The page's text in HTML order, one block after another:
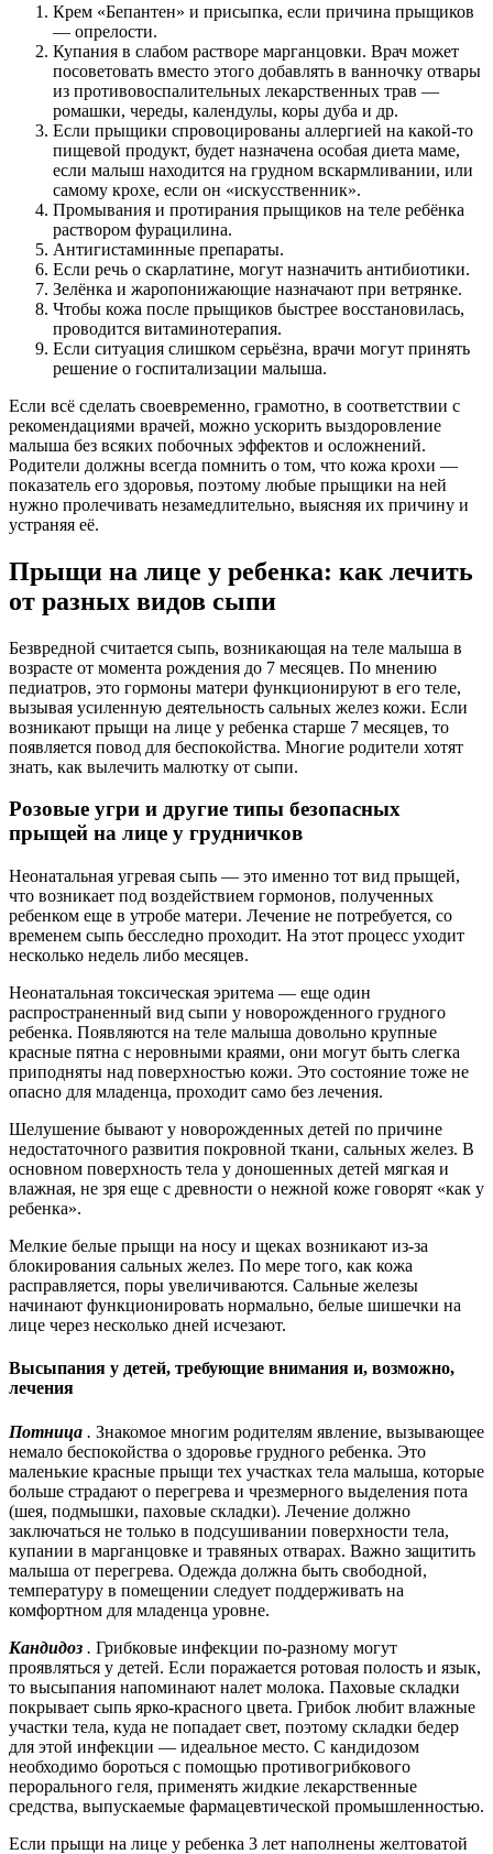
Крем «Бепантен» и присыпка, если причина прыщиков
— опрелости.
Купания в слабом растворе марганцовки. Врач может
посоветовать вместо этого добавлять в ванночку отвары
из противовоспалительных лекарственных трав —
ромашки, череды, календулы, коры дуба и др.
Если прыщики спровоцированы аллергией на какой-то
пищевой продукт, будет назначена особая диета маме,
если малыш находится на грудном вскармливании, или
самому крохе, если он «искусственник».
Промывания и протирания прыщиков на теле ребёнка
раствором фурацилина.
Антигистаминные препараты.
Если речь о скарлатине, могут назначить антибиотики.
Зелёнка и жаропонижающие назначают при ветрянке.
Чтобы кожа после прыщиков быстрее восстановилась,
проводится витаминотерапия.
Если ситуация слишком серьёзна, врачи могут принять
решение о госпитализации малыша.
Если всё сделать своевременно, грамотно, в соответствии с
рекомендациями врачей, можно ускорить выздоровление
малыша без всяких побочных эффектов и осложнений.
Родители должны всегда помнить о том, что кожа крохи —
показатель его здоровья, поэтому любые прыщики на ней
нужно пролечивать незамедлительно, выясняя их причину и
устраняя её.
Прыщи на лице у ребенка: как лечить
от разных видов сыпи
Безвредной считается сыпь, возникающая на теле малыша в
возрасте от момента рождения до 7 месяцев. По мнению
педиатров, это гормоны матери функционируют в его теле,
вызывая усиленную деятельность сальных желез кожи. Если
возникают прыщи на лице у ребенка старше 7 месяцев, то
появляется повод для беспокойства. Многие родители хотят
знать, как вылечить малютку от сыпи.
Розовые угри и другие типы безопасных
прыщей на лице у грудничков
Неонатальная угревая сыпь — это именно тот вид прыщей,
что возникает под воздействием гормонов, полученных
ребенком еще в утробе матери. Лечение не потребуется, со
временем сыпь бесследно проходит. На этот процесс уходит
несколько недель либо месяцев.
Неонатальная токсическая эритема — еще один
распространенный вид сыпи у новорожденного грудного
ребенка. Появляются на теле малыша довольно крупные
красные пятна с неровными краями, они могут быть слегка
приподняты над поверхностью кожи. Это состояние тоже не
опасно для младенца, проходит само без лечения.
Шелушение бывают у новорожденных детей по причине
недостаточного развития покровной ткани, сальных желез. В
основном поверхность тела у доношенных детей мягкая и
влажная, не зря еще с древности о нежной коже говорят «как у
ребенка».
Мелкие белые прыщи на носу и щеках возникают из-за
блокирования сальных желез. По мере того, как кожа
расправляется, поры увеличиваются. Сальные железы
начинают функционировать нормально, белые шишечки на
лице через несколько дней исчезают.
Высыпания у детей, требующие внимания и, возможно,
лечения
Потница . Знакомое многим родителям явление, вызывающее
немало беспокойства о здоровье грудного ребенка. Это
маленькие красные прыщи тех участках тела малыша, которые
больше страдают о перегрева и чрезмерного выделения пота
(шея, подмышки, паховые складки). Лечение должно
заключаться не только в подсушивании поверхности тела,
купании в марганцовке и травяных отварах. Важно защитить
малыша от перегрева. Одежда должна быть свободной,
температуру в помещении следует поддерживать на
комфортном для младенца уровне.
Кандидоз . Грибковые инфекции по-разному могут
проявляться у детей. Если поражается ротовая полость и язык,
то высыпания напоминают налет молока. Паховые складки
покрывает сыпь ярко-красного цвета. Грибок любит влажные
участки тела, куда не попадает свет, поэтому складки бедер
для этой инфекции — идеальное место. С кандидозом
необходимо бороться с помощью противогрибкового
перорального геля, применять жидкие лекарственные
средства, выпускаемые фармацевтической промышленностью.
Если прыщи на лице у ребенка 3 лет наполнены желтоватой